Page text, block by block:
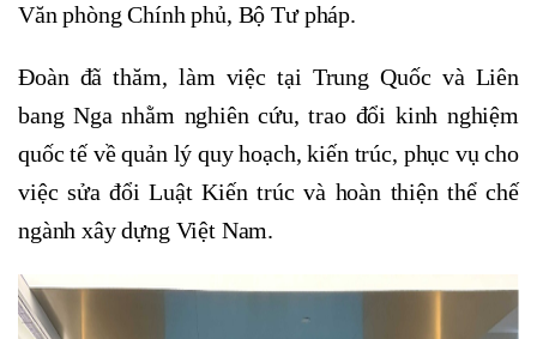
Văn phòng Chính phủ, Bộ Tư pháp.
Đoàn đã thăm, làm việc tại Trung Quốc và Liên
bang Nga nhằm nghiên cứu, trao đổi kinh nghiệm
quốc tế về quản lý quy hoạch, kiến trúc, phục vụ cho
việc sửa đổi Luật Kiến trúc và hoàn thiện thể chế
ngành xây dựng Việt Nam.